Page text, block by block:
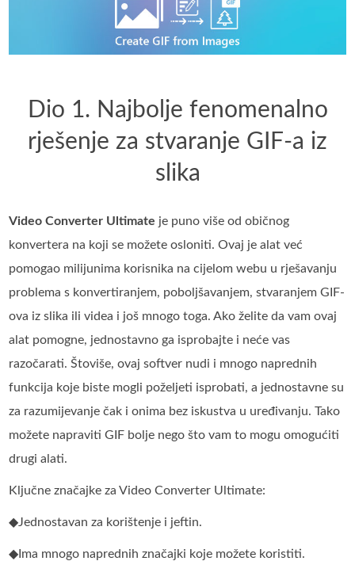
Dio 1. Najbolje fenomenalno
rješenje za stvaranje GIF-a iz
slika
Video Converter Ultimate je puno više od običnog
konvertera na koji se možete osloniti. Ovaj je alat već
pomogao milijunima korisnika na cijelom webu u rješavanju
problema s konvertiranjem, poboljšavanjem, stvaranjem GIF-
ova iz slika ili videa i još mnogo toga. Ako želite da vam ovaj
alat pomogne, jednostavno ga isprobajte i neće vas
razočarati. Štoviše, ovaj softver nudi i mnogo naprednih
funkcija koje biste mogli poželjeti isprobati, a jednostavne su
za razumijevanje čak i onima bez iskustva u uređivanju. Tako
možete napraviti GIF bolje nego što vam to mogu omogućiti
drugi alati.
Ključne značajke za Video Converter Ultimate:
◆Jednostavan za korištenje i jeftin.
◆Ima mnogo naprednih značajki koje možete koristiti.